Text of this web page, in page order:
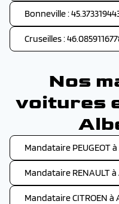
Bonneville :
Cruseilles :
Nos
voitures
Mandataire PEUGEOT
Mandataire RENAULT
Mandataire CITROEN